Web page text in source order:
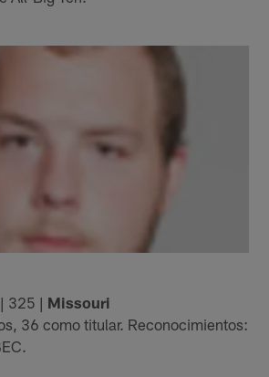
325 | Missouri
36 como titular. Reconocimientos: